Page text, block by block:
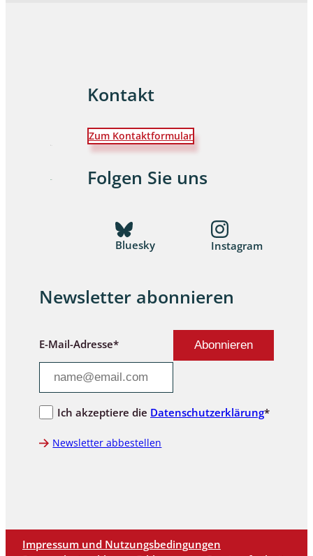
Kontakt
Zum Kontaktformular
Folgen Sie uns
Bluesky Instagram
Newsletter abonnieren
E-Mail-Adresse*
Ich akzeptiere die Datenschutzerklärung*
Newsletter abbestellen
Impressum und Nutzungsbedingungen